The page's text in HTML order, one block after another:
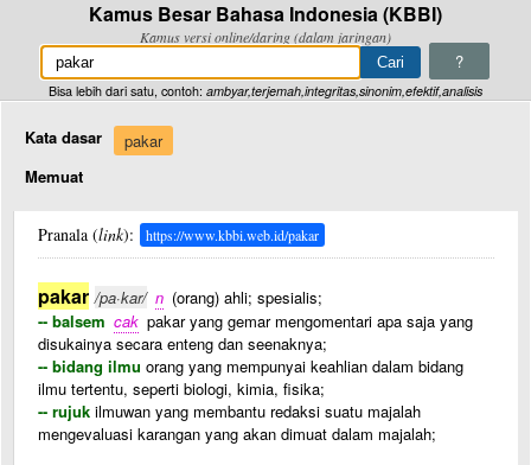
Kamus Besar Bahasa Indonesia (KBBI)
Kamus versi online/daring (dalam jaringan)
?
Bisa lebih dari satu, contoh: ambyar,terjemah,integritas,sinonim,efektif,analisis
Kata dasar
pakar
Memuat
Pranala (link): https://www.kbbi.web.id/pakar
pakar /pa·kar/ n (orang) ahli; spesialis;
-- balsem cak pakar yang gemar mengomentari apa saja yang
disukainya secara enteng dan seenaknya;
-- bidang ilmu orang yang mempunyai keahlian dalam bidang
ilmu tertentu, seperti biologi, kimia, fisika;
-- rujuk ilmuwan yang membantu redaksi suatu majalah
mengevaluasi karangan yang akan dimuat dalam majalah;